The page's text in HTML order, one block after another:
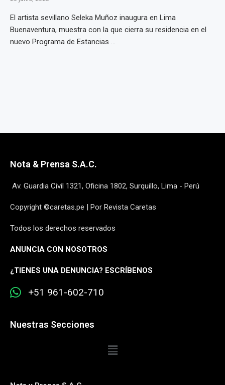
El artista sevillano Seleka Muñoz inaugura en Lima
Buenaventura, muestra con la que cierra su residencia en el
nuevo Programa de Estancias ...
Nota & Prensa S.A.C.
Av. Guardia Civil 1321, Oficina 1802, Surquillo, Lima - Perú
Copyright ©caretas.pe | Por Revista Caretas
Todos los derechos reservados
ANUNCIA CON NOSOTROS
¿TIENES UNA DENUNCIA? ESCRÍBENOS
+51 961-602-710
Nuestras Secciones